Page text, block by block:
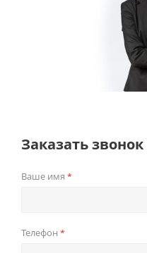
Заказать
Ваше имя *
Телефон *